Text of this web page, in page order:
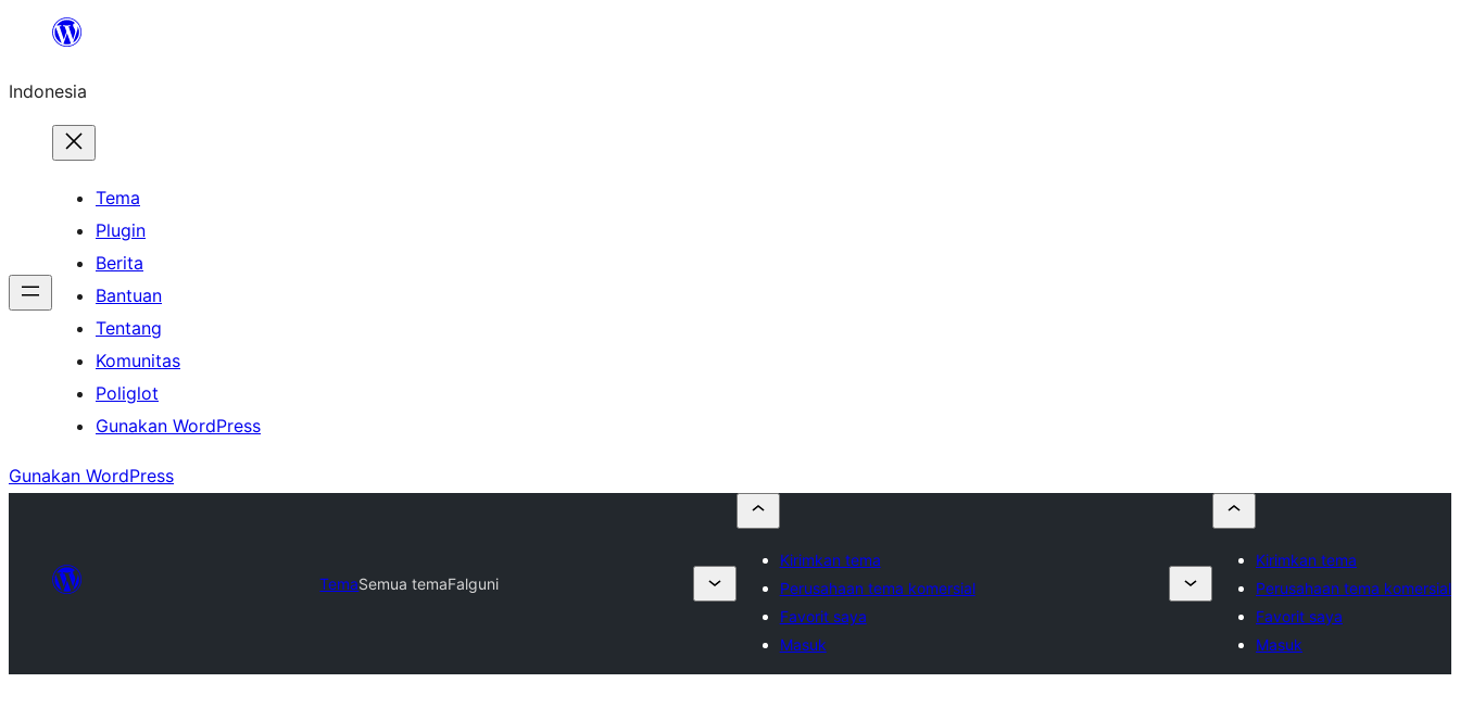
Lewati
konten
Indonesia
Tema
Plugin
Berita
Bantuan
Tentang
Komunitas
Poliglot
Gunakan WordPress
Gunakan WordPress
TemaSemua temaFalguni
Kirimkan tema
Perusahaan tema komersial
Favorit saya
Masuk
Kirimkan tema
Perusahaan tema komersial
Favorit saya
Masuk